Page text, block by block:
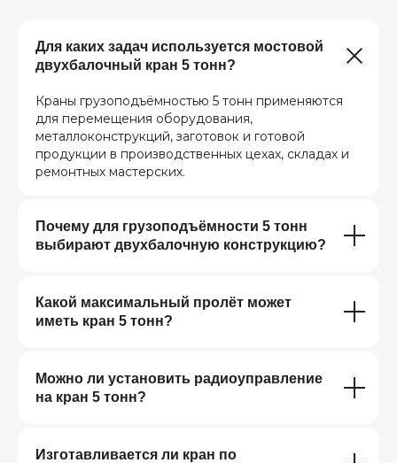
Для каких задач используется мостовой
двухбалочный кран 5 тонн?
Краны грузоподъёмностью 5 тонн применяются
для перемещения оборудования,
металлоконструкций, заготовок и готовой
продукции в производственных цехах, складах и
ремонтных мастерских.
Почему для грузоподъёмности 5 тонн
выбирают двухбалочную конструкцию?
Какой максимальный пролёт может
иметь кран 5 тонн?
Можно ли установить радиоуправление
на кран 5 тонн?
Изготавливается ли кран по